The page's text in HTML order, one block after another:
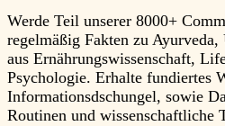
Werde Teil unserer 8000+
regelmäßig Fakten zu
aus Ernährungswissenschaft,
Psychologie. Erhalte fundiertes
Informationsdschungel, sowie
Routinen und wissenschaftliche